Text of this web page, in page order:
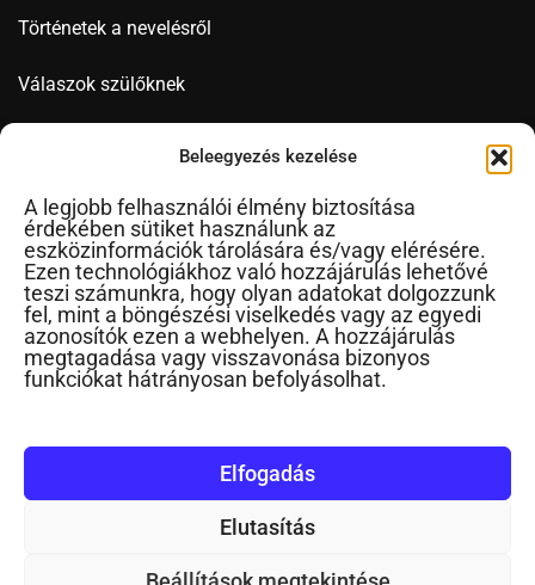
Beleegyezés kezelése
A legjobb felhasználói élmény biztosítása
érdekében sütiket használunk az
eszközinformációk tárolására és/vagy elérésére.
Ezen technológiákhoz való hozzájárulás lehetővé
teszi számunkra, hogy olyan adatokat dolgozzunk
fel, mint a böngészési viselkedés vagy az egyedi
azonosítók ezen a webhelyen. A hozzájárulás
megtagadása vagy visszavonása bizonyos
funkciókat hátrányosan befolyásolhat.
Elfogadás
Elutasítás
Történetek a nevelésről
Válaszok szülőknek
Novák Ferenc
Cikkek ábécérendben
Impresszum
RSS
Kapcsolat
©2024. Minden jog fenntartva